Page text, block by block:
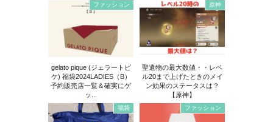
ファッション
gelato pique (ジェラートピ
ケ) 福袋2024LADIES（B）
予約販売店一覧＆確実にゲ
ッ...
原神
聖遺物の最大数値・・レベ
ル20まで上げたときのメイ
ン効果のステータスは？
【原神】
福袋 ファッション